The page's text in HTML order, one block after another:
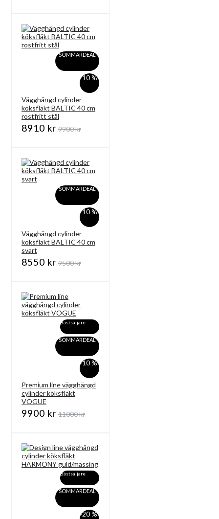
SOMMARDEAL
-10 %
Vägghängd cylinder
köksfläkt BALTIC 40 cm
rostfritt stål
8910 kr 9900 kr
SOMMARDEAL
-10 %
Vägghängd cylinder
köksfläkt BALTIC 40 cm
svart
8550 kr 9500 kr
Bästsäljare
SOMMARDEAL
-10 %
Premium line vägghängd
cylinder köksfläkt
VOGUE
9900 kr 11000 kr
Bästsäljare
SOMMARDEAL
-20 %